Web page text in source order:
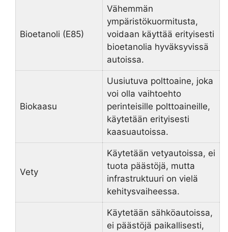
Bioetanoli (E85)
Vähemmän
ympäristökuormitusta,
voidaan käyttää erityisesti
bioetanolia hyväksyvissä
autoissa.
Biokaasu
Uusiutuva polttoaine, joka
voi olla vaihtoehto
perinteisille polttoaineille,
käytetään erityisesti
kaasuautoissa.
Vety
Käytetään vetyautoissa, ei
tuota päästöjä, mutta
infrastruktuuri on vielä
kehitysvaiheessa.
Käytetään sähköautoissa,
ei päästöjä paikallisesti,